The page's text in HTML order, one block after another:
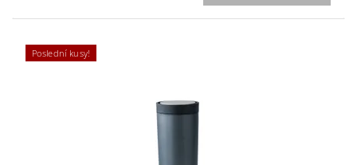
Poslední kusy!